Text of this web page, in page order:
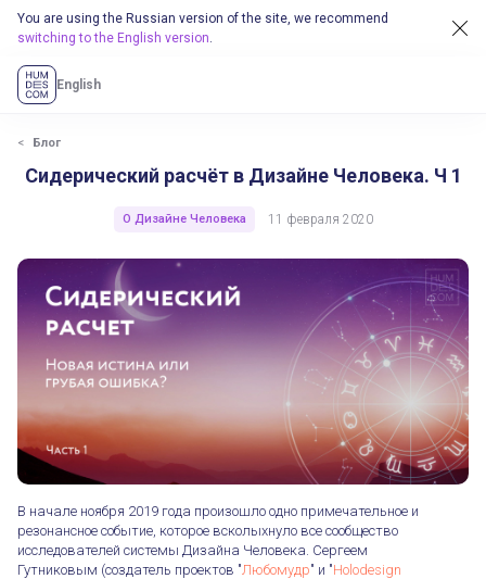
You are using the Russian version of the site, we recommend
switching to the English version.
English
Блог
Сидерический расчёт в Дизайне Человека. Ч 1
О Дизайне Человека 11 февраля 2020
В начале ноября 2019 года произошло одно примечательное и
резонансное событие, которое всколыхнуло все сообщество
исследователей системы Дизайна Человека. Сергеем
Гутниковым (создатель проектов "Любомудр" и "Holodesign